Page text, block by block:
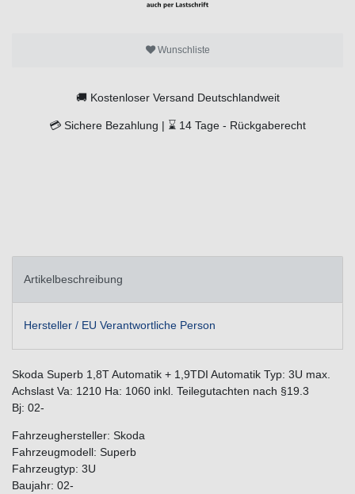
Wunschliste
🚚 Kostenloser Versand Deutschlandweit
💳 Sichere Bezahlung | ⌛ 14 Tage - Rückgaberecht
Artikelbeschreibung
Hersteller / EU Verantwortliche Person
Skoda Superb 1,8T Automatik + 1,9TDI Automatik Typ: 3U max.
Achslast Va: 1210 Ha: 1060 inkl. Teilegutachten nach §19.3
Bj: 02-
Fahrzeughersteller: Skoda
Fahrzeugmodell: Superb
Fahrzeugtyp: 3U
Baujahr: 02-